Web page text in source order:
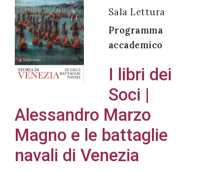
Sala Lettura
Programma
accademico
I libri dei
Soci |
Alessandro Marzo
Magno e le battaglie
navali di Venezia
Acconsento
all'uso dei
personali in
accordo
con il
decreto
legislativo